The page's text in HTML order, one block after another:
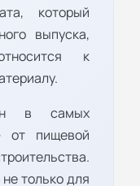
который
выпуска,
к
в самых
от пищевой
только для